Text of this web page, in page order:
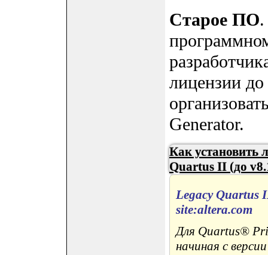
Старое ПО
лицензии
Generator.
Как установить
Quartus II (до
Legacy Quartus
site:altera.com
Для Quartus®
начиная с